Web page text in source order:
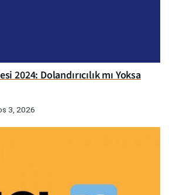
2024: Dolandırıcılık mı Yoksa
3, 2026